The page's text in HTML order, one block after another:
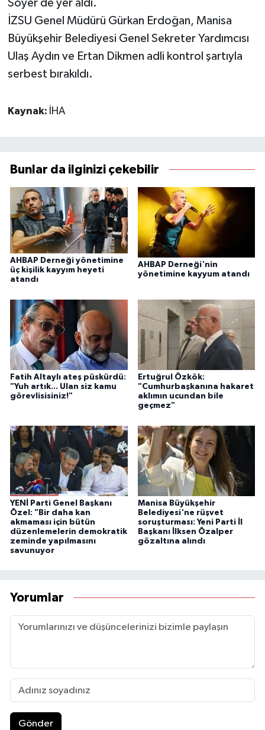
Soyer de yer aldı.
İZSU Genel Müdürü Gürkan Erdoğan, Manisa
Büyükşehir Belediyesi Genel Sekreter Yardımcısı
Ulaş Aydın ve Ertan Dikmen adli kontrol şartıyla
serbest bırakıldı.
Kaynak: İHA
Bunlar da ilginizi çekebilir
AHBAP Derneği yönetimine
üç kişilik kayyım heyeti
atandı
AHBAP Derneği'nin
yönetimine kayyum atandı
Fatih Altaylı ateş püskürdü:
"Yuh artık... Ulan siz kamu
görevlisisiniz!"
Ertuğrul Özkök:
"Cumhurbaşkanına hakaret
aklımın ucundan bile
geçmez"
YENİ Parti Genel Başkanı
Özel: "Bir daha kan
akmaması için bütün
düzenlemelerin demokratik
zeminde yapılmasını
savunuyor
Manisa Büyükşehir
Belediyesi'ne rüşvet
soruşturması: Yeni Parti İl
Başkanı İlksen Özalper
gözaltına alındı
Yorumlar
Gönder